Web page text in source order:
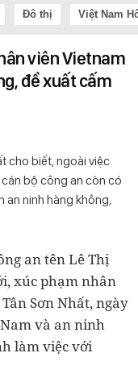
Đô thị Việt Nam
viên Vietnam
đề xuất cấm
cho biết, ngoài việc
bộ công an còn có
an ninh hàng không,
an tên Lê Thị
xúc phạm nhân
Sơn Nhất, ngày
và an ninh
làm việc với